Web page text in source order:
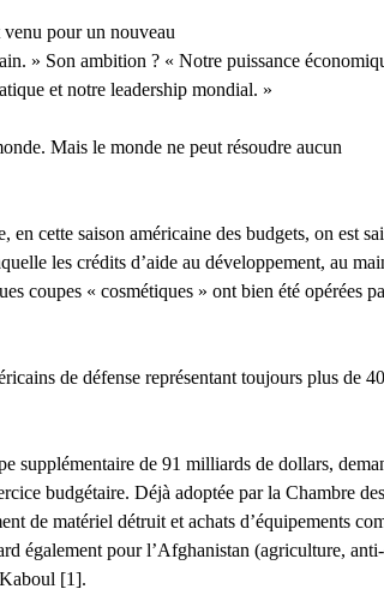
pour un nouveau
» Son ambition ? « Notre puissance
et notre leadership mondial. »
Mais le monde ne peut résoudre aucun
en cette saison américaine des budgets, on
les crédits d’aide au développement, au
coupes « cosmétiques » ont bien été
de défense représentant toujours plus
supplémentaire de 91 milliards de dollars,
budgétaire. Déjà adoptée par la Chambre
de matériel détruit et achats d’équipements
également pour l’Afghanistan (agriculture,
[1].